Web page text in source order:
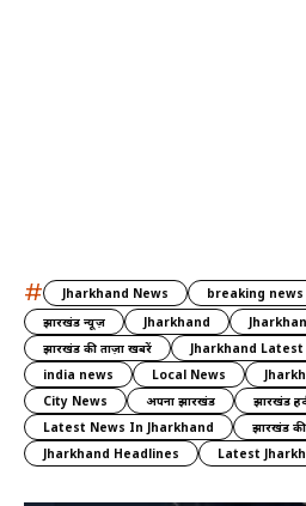
# Jharkhand News breaking news
झारखंड न्यूज़
Jharkhand
झारखंड की ताज़ा खबरें
Jharkhand Latest
india news
Local News
City News
अपना झारखंड
झारखंड
Latest News In Jharkhand
झारखंड
Jharkhand Headlines
Latest